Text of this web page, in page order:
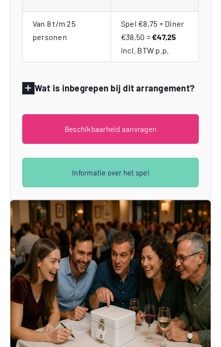
Van 8 t/m 25
personen
Spel €8,75 + Diner
€38,50 =€47,25
incl. BTW p.p.
Wat is inbegrepen bij dit arrangement?
Beschikbaarheid aanvragen
Informatie over het spel